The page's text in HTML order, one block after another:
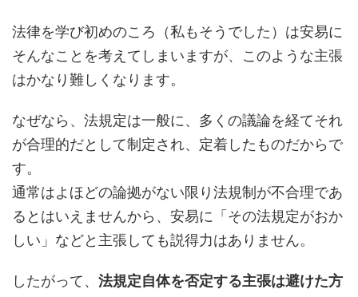
法律を学び初めのころ（私もそうでした）は安易に
そんなことを考えてしまいますが、このような主張
はかなり難しくなります。
なぜなら、法規定は一般に、多くの議論を経てそれ
が合理的だとして制定され、定着したものだからで
す。
通常はよほどの論拠がない限り法規制が不合理であ
るとはいえませんから、安易に「その法規定がおか
しい」などと主張しても説得力はありません。
したがって、 法規定自体を否定する主張は避けた方